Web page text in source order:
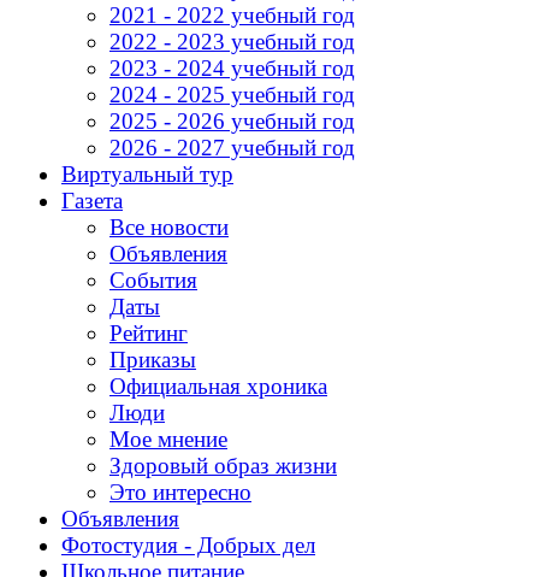
2021 - 2022 учебный год
2022 - 2023 учебный год
2023 - 2024 учебный год
2024 - 2025 учебный год
2025 - 2026 учебный год
2026 - 2027 учебный год
Виртуальный тур
Газета
Все новости
Объявления
События
Даты
Рейтинг
Приказы
Официальная хроника
Люди
Мое мнение
Здоровый образ жизни
Это интересно
Объявления
Фотостудия - Добрых дел
Школьное питание